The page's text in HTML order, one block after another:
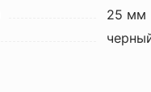
25 мм